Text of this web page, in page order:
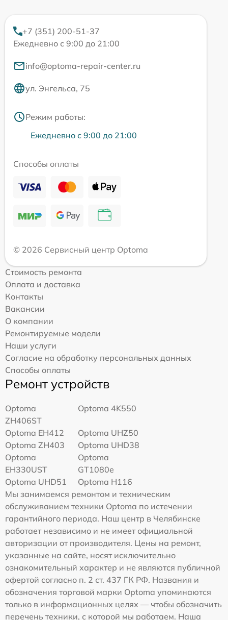
+7 (351) 200-51-37
Ежедневно с 9:00 до 21:00
info@optoma-repair-center.ru
ул. Энгельса, 75
Режим работы:
Ежедневно с 9:00 до 21:00
Способы оплаты
© 2026 Сервисный центр Optoma
Стоимость ремонта
Оплата и доставка
Контакты
Вакансии
О компании
Ремонтируемые модели
Наши услуги
Согласие на обработку персональных данных
Способы оплаты
Ремонт устройств
Optoma
ZH406ST
Optoma 4K550
Optoma EH412
Optoma UHZ50
Optoma ZH403
Optoma UHD38
Optoma
EH330UST
Optoma
GT1080e
Optoma UHD51
Optoma H116
Мы занимаемся ремонтом и техническим
обслуживанием техники Optoma по истечении
гарантийного периода. Наш центр в Челябинске
работает независимо и не имеет официальной
авторизации от производителя. Цены на ремонт,
указанные на сайте, носят исключительно
ознакомительный характер и не являются публичной
офертой согласно п. 2 ст. 437 ГК РФ. Названия и
обозначения торговой марки Optoma упоминаются
только в информационных целях — чтобы обозначить
перечень техники, с которой мы работаем. Наша